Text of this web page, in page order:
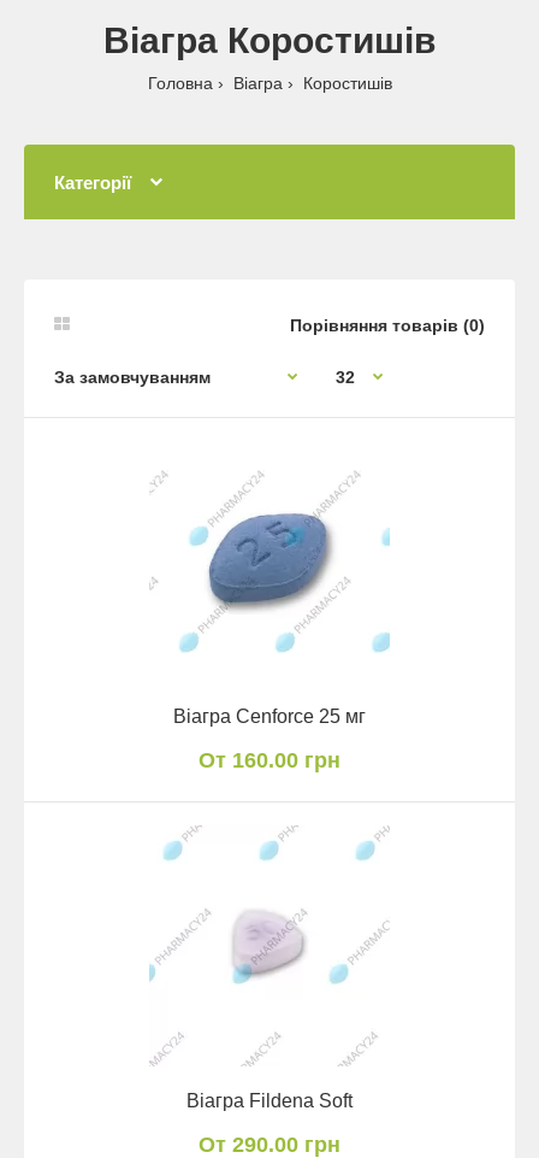
Віагра Коростишів
Головна Віагра Коростишів
Категорії
Порівняння товарів (0)
Віагра Cenforce 25 мг
От 160.00 грн
Віагра Fildena Soft
От 290.00 грн